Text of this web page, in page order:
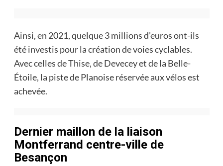
Ainsi, en 2021, quelque 3 millions d’euros ont-ils
été investis pour la création de voies cyclables.
Avec celles de Thise, de Devecey et de la Belle-
Étoile, la piste de Planoise réservée aux vélos est
achevée.
Dernier maillon de la liaison
Montferrand centre-ville de
Besançon